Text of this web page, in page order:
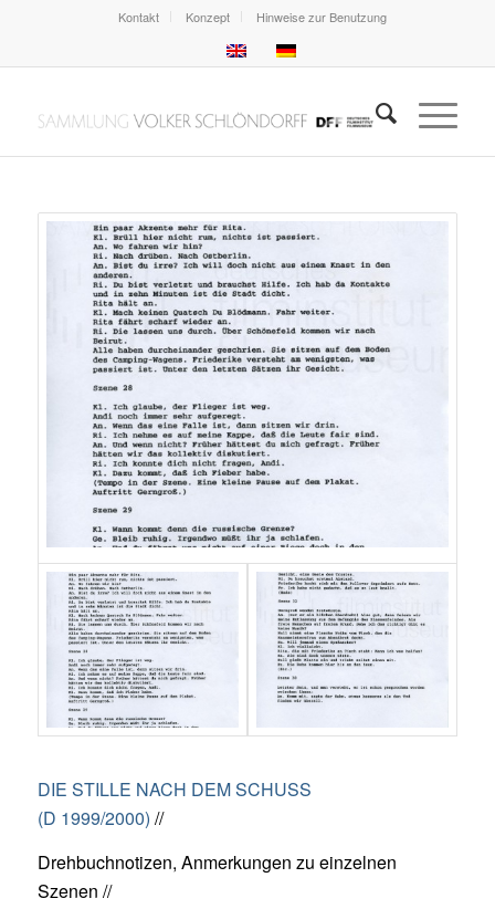
Kontakt Konzept Hinweise zur Benutzung
DIE STILLE NACH DEM SCHUSS
(D 1999/2000) //
Drehbuchnotizen, Anmerkungen zu einzelnen
Szenen //